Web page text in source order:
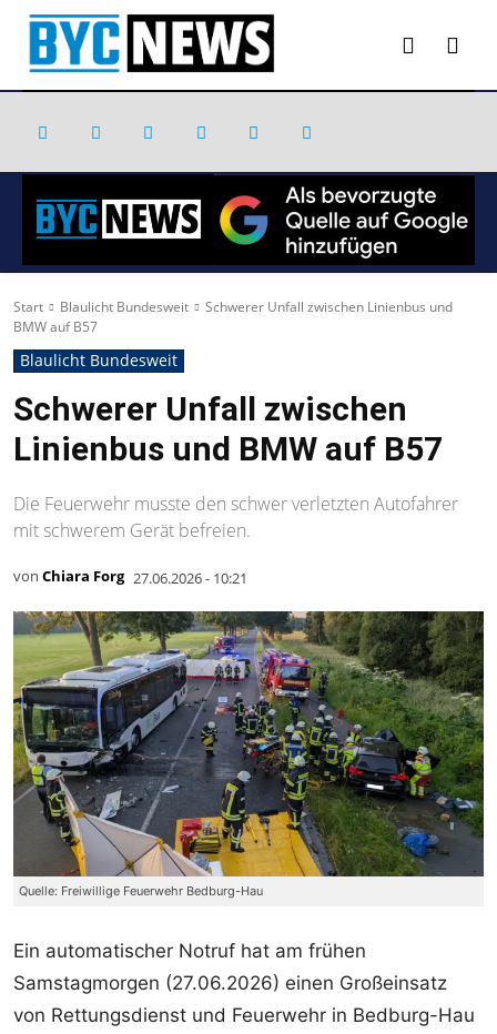
Start Blaulicht Bundesweit
Schwerer Unfall zwischen Linienbus und
BMW auf B57
Blaulicht Bundesweit
Schwerer Unfall zwischen
Linienbus und BMW auf B57
Die Feuerwehr musste den schwer verletzten Autofahrer
mit schwerem Gerät befreien.
von Chiara Forg 27.06.2026 - 10:21
Quelle: Freiwillige Feuerwehr Bedburg-Hau
Ein automatischer Notruf hat am frühen
Samstagmorgen (27.06.2026) einen Großeinsatz
von Rettungsdienst und Feuerwehr in Bedburg-Hau